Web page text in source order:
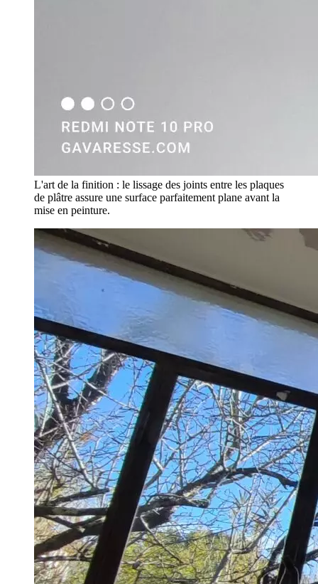
L'art de la finition : le lissage des joints entre les plaques
de plâtre assure une surface parfaitement plane avant la
mise en peinture.